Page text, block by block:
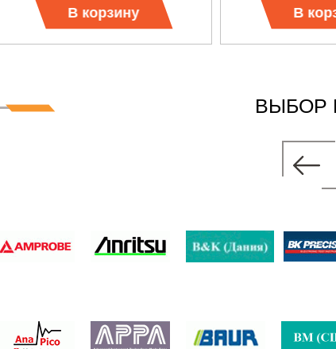
В корзину В
ВЫБОР